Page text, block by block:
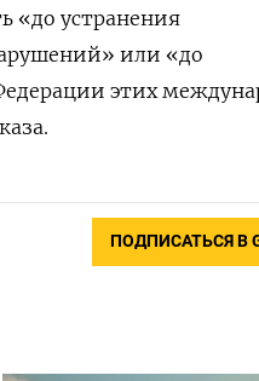
«до устранения
или «до
этих
ПОДПИСАТЬСЯ В